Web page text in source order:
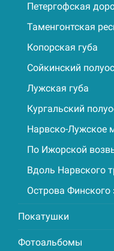
Петергофская
Таменгонтская
Копорская губа
Сойкинский
Лужская губа
Кургальский
Нарвско-Лужское
По Ижорской
Вдоль Нарвского
Острова Финского
Покатушки
Фотоальбомы